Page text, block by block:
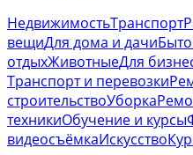
НедвижимостьТранспорт
вещиДля дома и дачи
отдыхЖивотныеДля
Транспорт и перевозки
строительствоУборка
техникиОбучение и курсы
видеосъёмкаИскусство